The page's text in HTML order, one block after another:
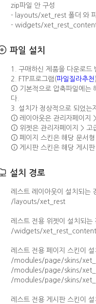
zip파일 안 구성
- layouts/xet_rest 폴더 와
- widgets/xet_rest_content
파일 설치
1. 구매하신 제품을 다운로드
2. FTP프로그램(파일질라추천
기본적으로 압축파일에는
다.
3. 설치가 정상적으로 되었는
레이아웃은 관리자페이지
위젯은 관리자페이지 > 고
페이지 스킨은 해당 문서
게시판 스킨은 해당 게시
설치 경로
레스트 레이아웃이 설치되는
/layouts/xet_rest
레스트 전용 위젯이 설치되는
/widgets/xet_rest_content
레스트 전용 페이지 스킨이 설
/modules/page/skins/
/modules/page/skins/
/modules/page/skins/
레스트 전용 게시판 스킨이 설